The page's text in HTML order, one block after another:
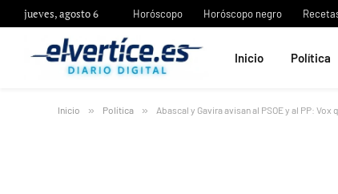
jueves, agosto 6 Horóscopo Horóscopo negro
Inicio Política
Inicio » Política » Abascal y Gavira avisan al PSOE y al PP: